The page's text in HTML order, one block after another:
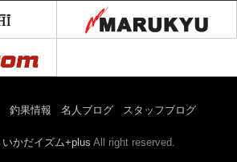
釣果情報 名人ブログ スタッフブログ
いかだイズム+plus All right reserved.